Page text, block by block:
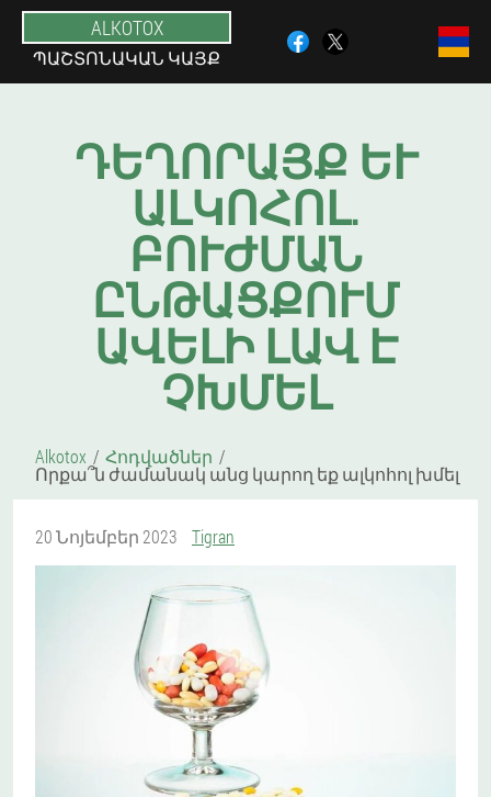
ALKOTOX
ՊԱՇՏՈՆԱԿԱՆ ԿԱՅՔ
ԴԵՂՈՐԱՅՔ ԵՒ Ա
ԼԿՈՀՈԼ. Բ
ՈՒԺՄԱՆ Ը
ՆԹԱՑՔՈՒՄ Ա
ՎԵԼԻ ԼԱՎ Է Չ
ԽՄԵԼ
Alkotox Հոդվածներ
Որքա՞ն ժամանակ անց կարող եք ալկոհոլ խմել
20 Նոյեմբեր 2023 Tigran